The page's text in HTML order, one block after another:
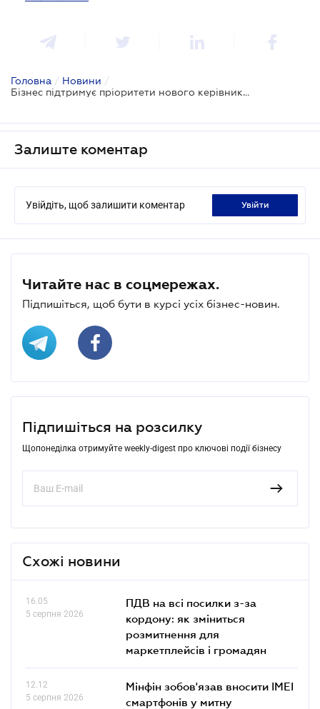
Головна / Новини /
Бізнес підтримує пріоритети нового керівника митниці
Залиште коментар
Увійдіть, щоб залишити коментар увійти
Читайте нас в соцмережах.
Підпишіться, щоб бути в курсі усіх бізнес-новин.
Підпишіться на розсилку
Щопонеділка отримуйте weekly-digest про ключові події бізнесу
Схожі новини
16.05
5 серпня 2026
ПДВ на всі посилки з-за
кордону: як зміниться
розмитнення для
маркетплейсів і громадян
12.12
5 серпня 2026
Мінфін зобов'язав вносити IMEI
смартфонів у митну